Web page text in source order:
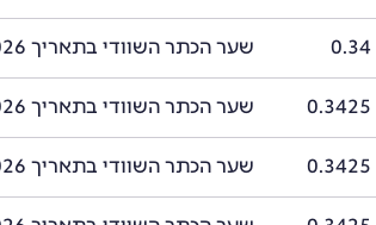
0.34 שער הכתר השוודי בתאריך 16/01/2026 הוא 0.34
0.3425 שער הכתר השוודי בתאריך 17/01/2026 הוא 0.3425
0.3425 שער הכתר השוודי בתאריך 18/01/2026 הוא 0.3425